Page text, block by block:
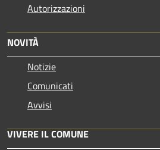
Autorizzazioni
NOVITÀ
Notizie
Comunicati
Avvisi
VIVERE IL COMUNE